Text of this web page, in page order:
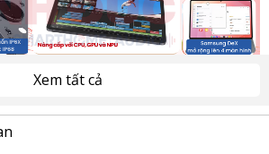
kế mỏng nhẹ, cao cấp
Xem tất cả